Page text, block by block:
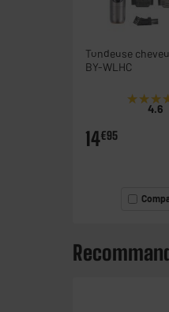
Tondeuse
BY-WLHC
4.6
14€95